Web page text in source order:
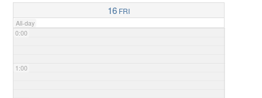
16 FRI
All-day
0:00
1:00